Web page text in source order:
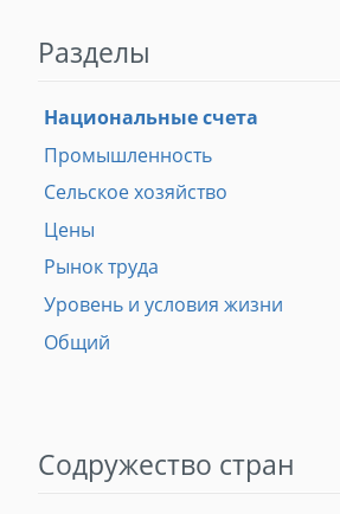
Разделы
Национальные счета
Промышленность
Сельское хозяйство
Цены
Рынок труда
Уровень и условия жизни
Общий
Содружество стран